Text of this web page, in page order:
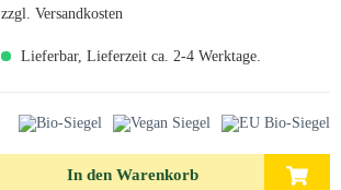
zzgl. Versandkosten
Lieferbar, Lieferzeit ca. 2-4 Werktage.
In den Warenkorb